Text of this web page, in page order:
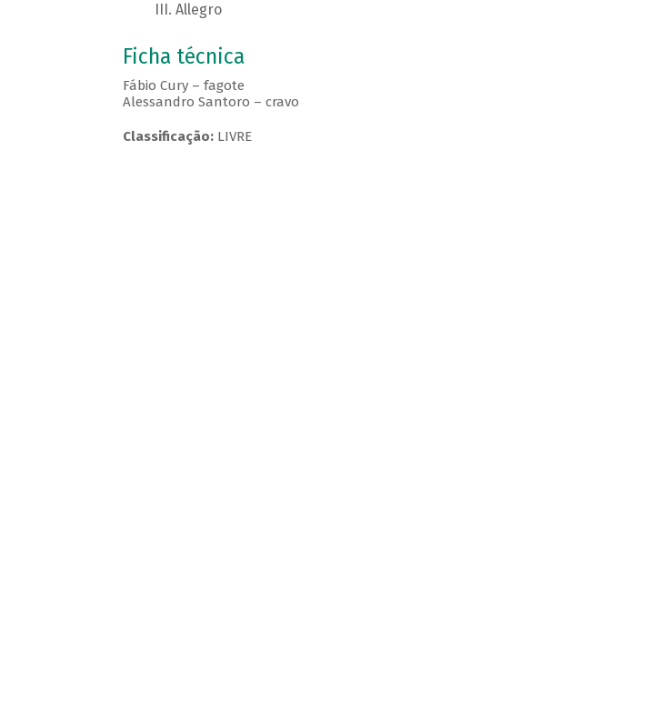
Allegro
Ficha técnica
Fábio Cury – fagote
Alessandro Santoro – cravo
Classificação:LIVRE